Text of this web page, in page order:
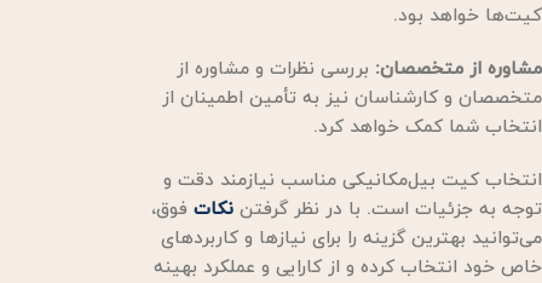
کیت‌ها خواهد بود.
مشاوره از متخصصان: بررسی نظرات و مشاوره از
متخصصان و کارشناسان نیز به تأمین اطمینان از
انتخاب شما کمک خواهد کرد.
انتخاب کیت بیل‌مکانیکی مناسب نیازمند دقت و
توجه به جزئیات است. با در نظر گرفتن نکات فوق،
می‌توانید بهترین گزینه را برای نیازها و کاربردهای
خاص خود انتخاب کرده و از کارایی و عملکرد بهینه